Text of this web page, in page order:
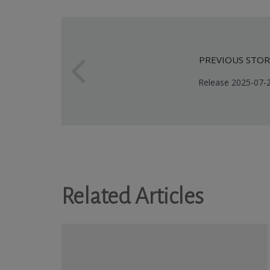
PREVIOUS
Release 2025-07-
Related Articles